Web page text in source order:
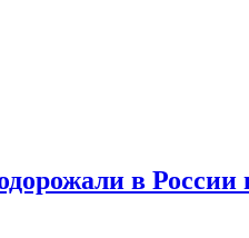
в России